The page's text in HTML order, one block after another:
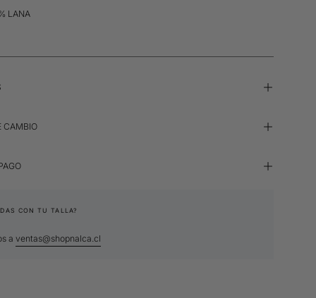
LANA
CAMBIO
CON TU TALLA?
aventas@shopnalca.cl